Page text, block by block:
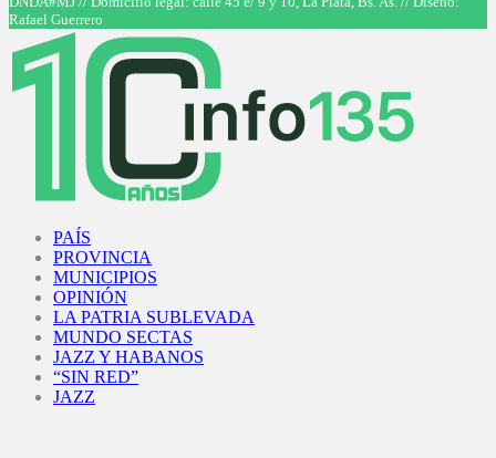
Rafael Guerrero
PAÍS
PROVINCIA
MUNICIPIOS
OPINIÓN
LA PATRIA SUBLEVADA
MUNDO SECTAS
JAZZ Y HABANOS
“SIN RED”
JAZZ